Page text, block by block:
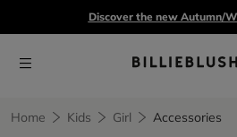
Discover the new Autumn/
Home Kids Girl Accessories